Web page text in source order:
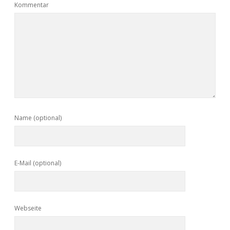
Kommentar
Name (optional)
E-Mail (optional)
Webseite